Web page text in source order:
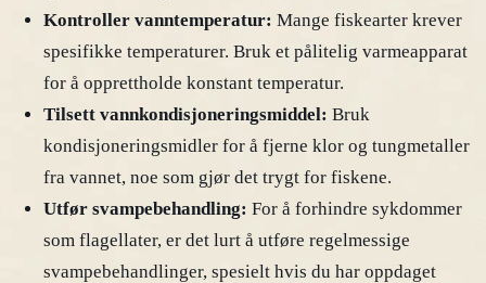
Kontroller vanntemperatur: Mange fiskearter krever
spesifikke temperaturer. Bruk et pålitelig varmeapparat
for å opprettholde konstant temperatur.
Tilsett vannkondisjoneringsmiddel: Bruk
kondisjoneringsmidler for å fjerne klor og tungmetaller
fra vannet, noe som gjør det trygt for fiskene.
Utfør svampebehandling: For å forhindre sykdommer
som flagellater, er det lurt å utføre regelmessige
svampebehandlinger, spesielt hvis du har oppdaget